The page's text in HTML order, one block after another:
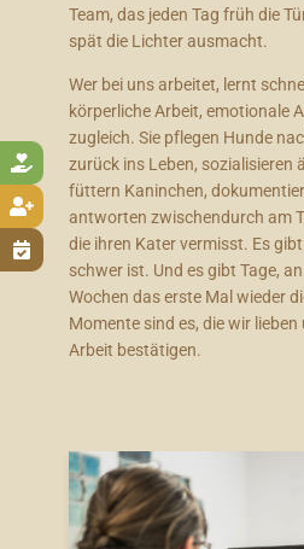



Team, das jeden Tag früh die
spät die Lichter ausmacht.
Wer bei uns arbeitet, lernt
körperliche Arbeit, emotionale
zugleich. Sie pflegen Hunde
zurück ins Leben, sozialisieren
füttern Kaninchen,
antworten zwischendurch am
die ihren Kater vermisst. Es
schwer ist. Und es gibt Tage,
Wochen das erste Mal wieder
Momente sind es, die wir
Arbeit bestätigen.